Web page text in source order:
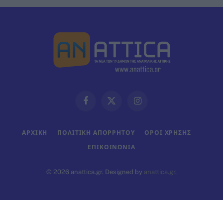
FacebookX
Instagram
ΑΡΧΙΚΗ ΠΟΛΙΤΙΚΗ ΑΠΟΡΡΗΤΟΥ ΟΡΟΙ ΧΡΗΣΗΣ
ΕΠΙΚΟΙΝΩΝΊΑ
© 2026 anattica.gr. Designed by anattica.gr.